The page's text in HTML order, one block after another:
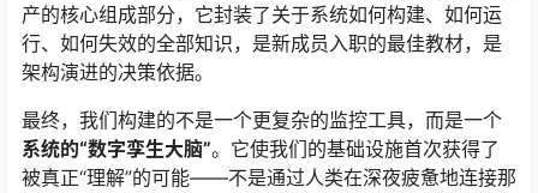
产的核心组成部分，它封装了关于系统如何构建、如何运
行、如何失效的全部知识，是新成员入职的最佳教材，是
架构演进的决策依据。
最终，我们构建的不是一个更复杂的监控工具，而是一个
系统的“数字孪生大脑”。它使我们的基础设施首次获得了
被真正“理解”的可能——不是通过人类在深夜疲惫地连接那